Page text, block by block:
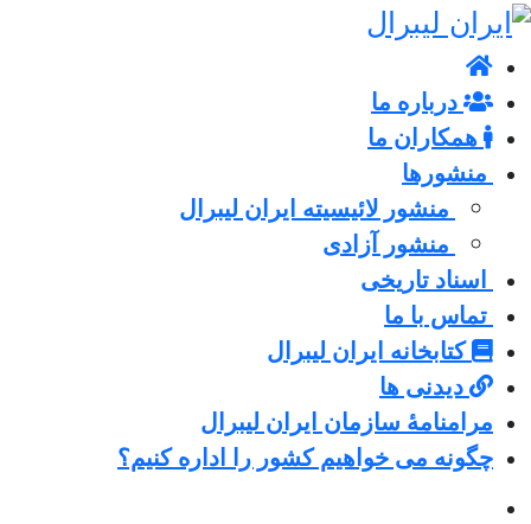
درباره ما
همکاران ما
منشورها
منشور لائیسیته ایران لیبرال
منشور آزادی
اسناد تاریخی
تماس با ما
کتابخانه ایران لیبرال
دیدنی ها
مرامنامۀ سازمان ایران لیبرال
چگونه می خواهیم کشور را اداره کنیم؟